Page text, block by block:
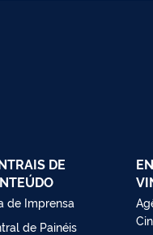
DE
de Imprensa
de Painéis